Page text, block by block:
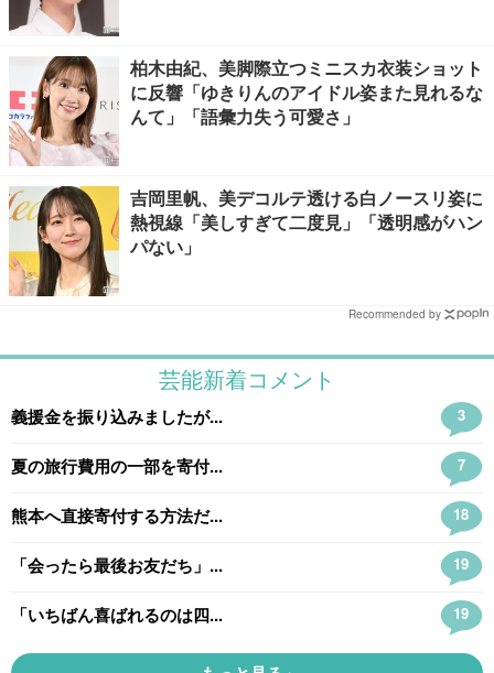
柏木由紀、美脚際立つミニスカ衣装ショット
に反響「ゆきりんのアイドル姿また見れるな
んて」「語彙力失う可愛さ」
吉岡里帆、美デコルテ透ける白ノースリ姿に
熱視線「美しすぎて二度見」「透明感がハン
パない」
Recommended by